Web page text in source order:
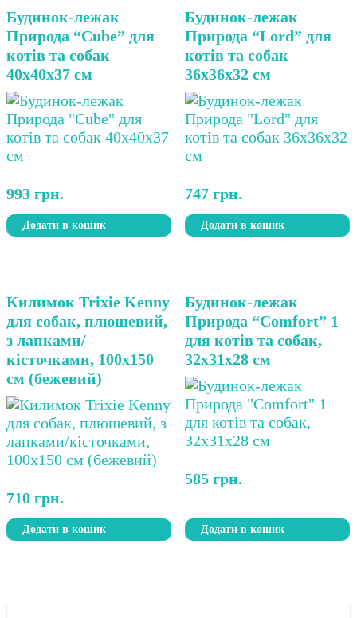
Будинок-лежак
Природа “Cube” для
котів та собак
40х40х37 см
993 грн.
Додати в кошик
Будинок-лежак
Природа “Lord” для
котів та собак
36х36х32 см
747 грн.
Додати в кошик
Килимок Trixie Kenny
для собак, плюшевий,
з лапками/
кісточками, 100х150
см (бежевий)
710 грн.
Додати в кошик
Будинок-лежак
Природа “Comfort” 1
для котів та собак,
32х31х28 см
585 грн.
Додати в кошик